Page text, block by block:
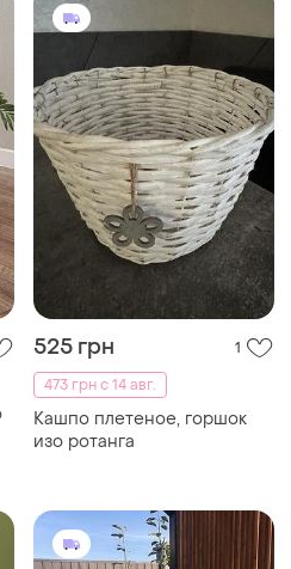
525 грн
1
473 грн с 14 авг.
Кашпо плетеное, горшок
изо ротанга